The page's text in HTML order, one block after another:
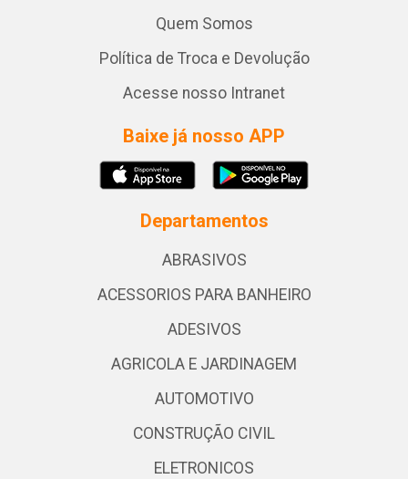
Quem Somos
Política de Troca e Devolução
Acesse nosso Intranet
Baixe já nosso APP
Departamentos
ABRASIVOS
ACESSORIOS PARA BANHEIRO
ADESIVOS
AGRICOLA E JARDINAGEM
AUTOMOTIVO
CONSTRUÇÃO CIVIL
ELETRONICOS